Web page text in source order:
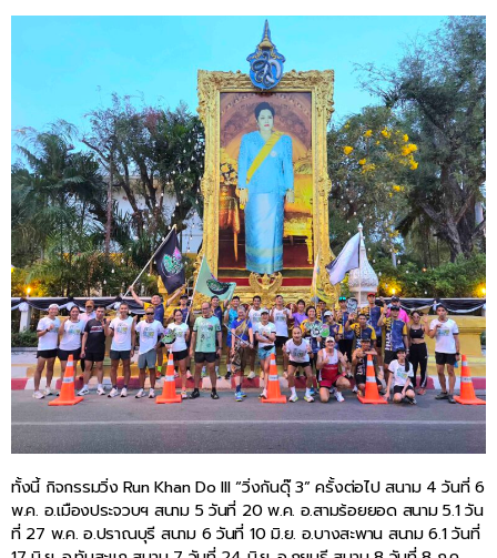
ทั้งนี้ กิจกรรมวิ่ง Run Khan Do III “วิ่งกันดุ๊ 3” ครั้งต่อไป สนาม 4 วันที่ 6
พ.ค. อ.เมืองประจวบฯ สนาม 5 วันที่ 20 พ.ค. อ.สามร้อยยอด สนาม 5.1 วัน
ที่ 27 พ.ค. อ.ปราณบุรี สนาม 6 วันที่ 10 มิ.ย. อ.บางสะพาน สนาม 6.1 วันที่